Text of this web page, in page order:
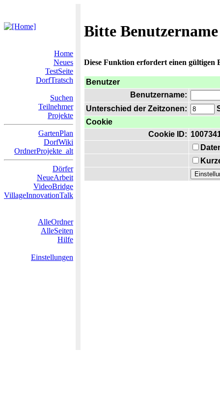
Bitte
Home
Neues
TestSeite
DorfTratsch
Suchen
Teilnehmer
Projekte
GartenPlan
DorfWiki
OrdnerProjekte_alt
Dörfer
NeueArbeit
VideoBridge
VillageInnovationTalk
AlleOrdner
AlleSeiten
Hilfe
Einstellungen
Diese Funktion erfordert einen gültigen
Benutzer
Benutzername:
Unterschied der Zeitzonen:
Cookie
Cookie ID: